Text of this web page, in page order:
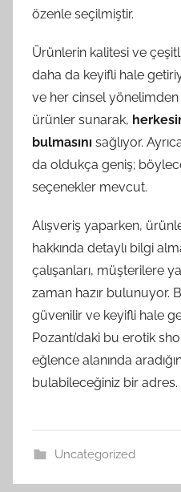
özenle seçilmiştir.
Ürünlerin kalitesi ve
daha da keyifli hale
ve her cinsel
ürünler sunarak,
bulmasını sağlıyor.
da oldukça geniş;
seçenekler mevcut.
Alışveriş yaparken,
hakkında detaylı bilgi
çalışanları, müşterilere
zaman hazır bulunuyor.
güvenilir ve keyifli hale
Pozantı’daki bu erotik
eğlence alanında
bulabileceğiniz bir adres.
Uncategorized